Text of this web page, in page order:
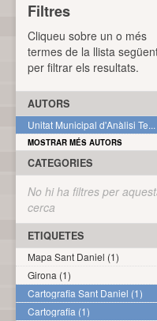
Filtres
Cliqueu sobre un o més
termes de la llista
per filtrar els resultats.
AUTORS
Unitat Municipal d'Anàlisi Te...
MOSTRAR MÉS AUTORS
CATEGORIES
No hi ha filtres per
cerca
ETIQUETES
Mapa Sant Daniel (1)
Girona (1)
Cartografia Sant Daniel (1)
Cartografia (1)